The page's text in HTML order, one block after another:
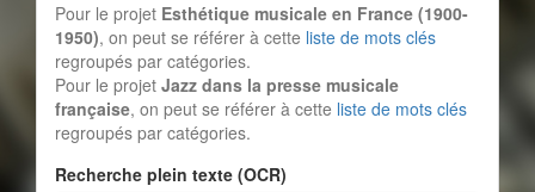
Pour le projet Esthétique musicale en France (1900-
1950), on peut se référer à cette liste de mots clés
regroupés par catégories.
Pour le projet Jazz dans la presse musicale
française, on peut se référer à cette liste de mots clés
regroupés par catégories.
Recherche plein texte (OCR)